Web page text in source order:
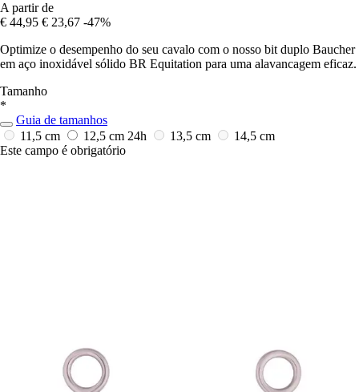
A partir de
€ 44,95 € 23,67 -47%
Optimize o desempenho do seu cavalo com o nosso bit duplo Baucher
em aço inoxidável sólido BR Equitation para uma alavancagem eficaz.
Tamanho
*
Guia de tamanhos
11,5 cm
12,5 cm 24h 13,5 cm
14,5 cm
Este campo é obrigatório